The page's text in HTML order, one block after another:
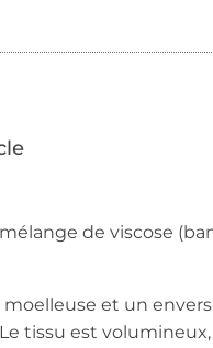
de viscose
moelleuse et un
tissu est